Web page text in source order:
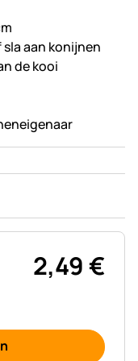
aan konijnen
de kooi
2,49€